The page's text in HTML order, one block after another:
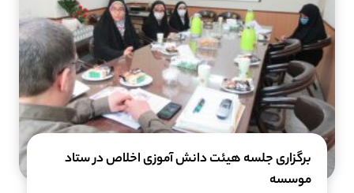
برگزاری جلسه هیئت دانش آموزی اخلاص در ستاد
موسسه